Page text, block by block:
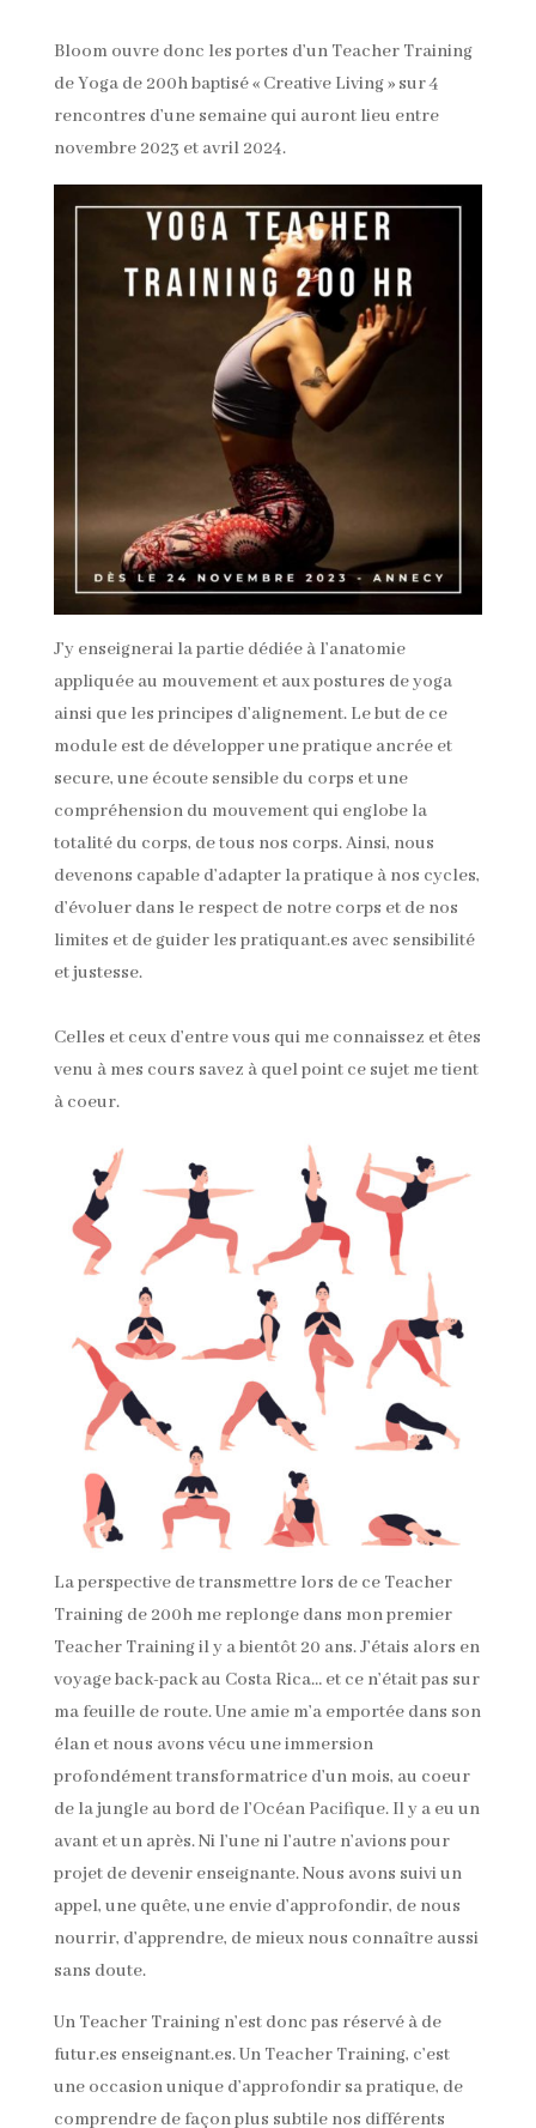
Bloom ouvre donc les portes d’un Teacher Training
de Yoga de 200h baptisé « Creative Living » sur 4
rencontres d’une semaine qui auront lieu entre
novembre 2023 et avril 2024.
J’y enseignerai la partie dédiée à l’anatomie
appliquée au mouvement et aux postures de yoga
ainsi que les principes d’alignement. Le but de ce
module est de développer une pratique ancrée et
secure, une écoute sensible du corps et une
compréhension du mouvement qui englobe la
totalité du corps, de tous nos corps. Ainsi, nous
devenons capable d’adapter la pratique à nos cycles,
d’évoluer dans le respect de notre corps et de nos
limites et de guider les pratiquant.es avec sensibilité
et justesse.
Celles et ceux d’entre vous qui me connaissez et êtes
venu à mes cours savez à quel point ce sujet me tient
à coeur.
La perspective de transmettre lors de ce Teacher
Training de 200h me replonge dans mon premier
Teacher Training il y a bientôt 20 ans. J’étais alors en
voyage back-pack au Costa Rica… et ce n’était pas sur
ma feuille de route. Une amie m’a emportée dans son
élan et nous avons vécu une immersion
profondément transformatrice d’un mois, au coeur
de la jungle au bord de l’Océan Pacifique. Il y a eu un
avant et un après. Ni l’une ni l’autre n’avions pour
projet de devenir enseignante. Nous avons suivi un
appel, une quête, une envie d’approfondir, de nous
nourrir, d’apprendre, de mieux nous connaître aussi
sans doute.
Un Teacher Training n’est donc pas réservé à de
futur.es enseignant.es. Un Teacher Training, c’est
une occasion unique d’approfondir sa pratique, de
comprendre de façon plus subtile nos différents